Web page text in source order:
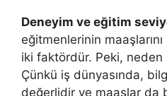
Deneyim ve eğitim
eğitmenlerinin
iki faktördür. Peki,
Çünkü iş dünyasında,
değerlidir ve maaşlar da